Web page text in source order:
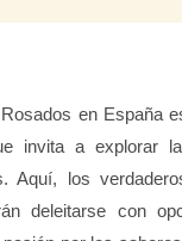
en España
invita a explorar
Aquí, los
deleitarse con